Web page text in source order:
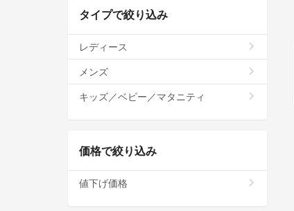
タイプで絞り込み
レディース
メンズ
キッズ／ベビー／マタニティ
価格で絞り込み
値下げ価格